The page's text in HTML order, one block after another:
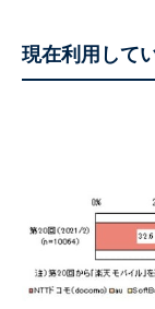
現在利用して